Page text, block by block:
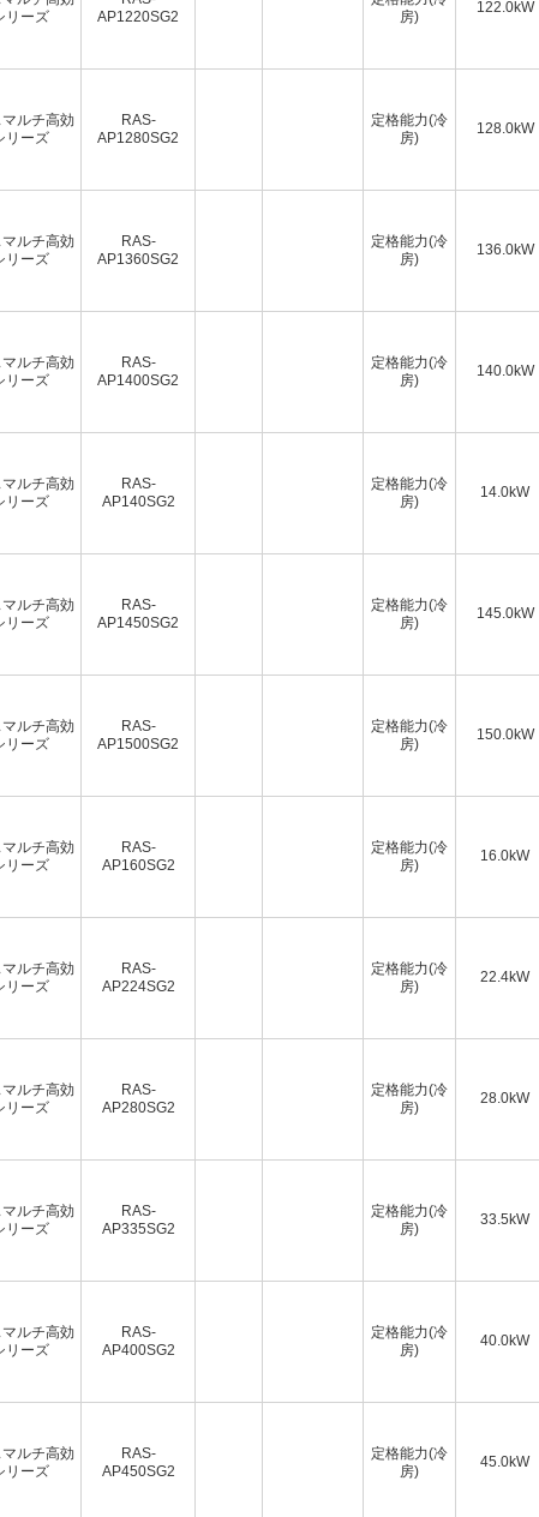
リーズ
AP1220SG2
房)
122.0kW
ルチ高効
リーズ
RAS-
AP1280SG2
定格能力(冷
房)
128.0kW
ルチ高効
リーズ
RAS-
AP1360SG2
定格能力(冷
房)
136.0kW
ルチ高効
リーズ
RAS-
AP1400SG2
定格能力(冷
房)
140.0kW
ルチ高効
リーズ
RAS-
AP140SG2
定格能力(冷
房)
14.0kW
ルチ高効
リーズ
RAS-
AP1450SG2
定格能力(冷
房)
145.0kW
ルチ高効
リーズ
RAS-
AP1500SG2
定格能力(冷
房)
150.0kW
ルチ高効
リーズ
RAS-
AP160SG2
定格能力(冷
房)
16.0kW
ルチ高効
リーズ
RAS-
AP224SG2
定格能力(冷
房)
22.4kW
ルチ高効
リーズ
RAS-
AP280SG2
定格能力(冷
房)
28.0kW
ルチ高効
リーズ
RAS-
AP335SG2
定格能力(冷
房)
33.5kW
ルチ高効
リーズ
RAS-
AP400SG2
定格能力(冷
房)
40.0kW
ルチ高効
リーズ
RAS-
AP450SG2
定格能力(冷
房)
45.0kW